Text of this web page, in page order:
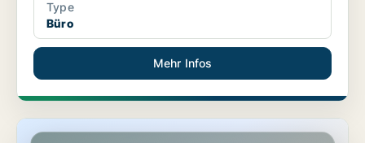
Type
Büro
Mehr Infos
Laden in Sofia Sredets, Sofia